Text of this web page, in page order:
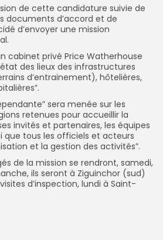
de cette candidature suivie de
documents d’accord et de
d’envoyer une mission
cabinet privé Price Watherhouse
des lieux des infrastructures
d’entrainement), hôtelières,
sera menée sur les
retenues pour accueillir la
invités et partenaires, les équipes
que tous les officiels et acteurs
et la gestion des activités”.
de la mission se rendront, samedi,
ils seront à Ziguinchor (sud)
d’inspection, lundi à Saint-